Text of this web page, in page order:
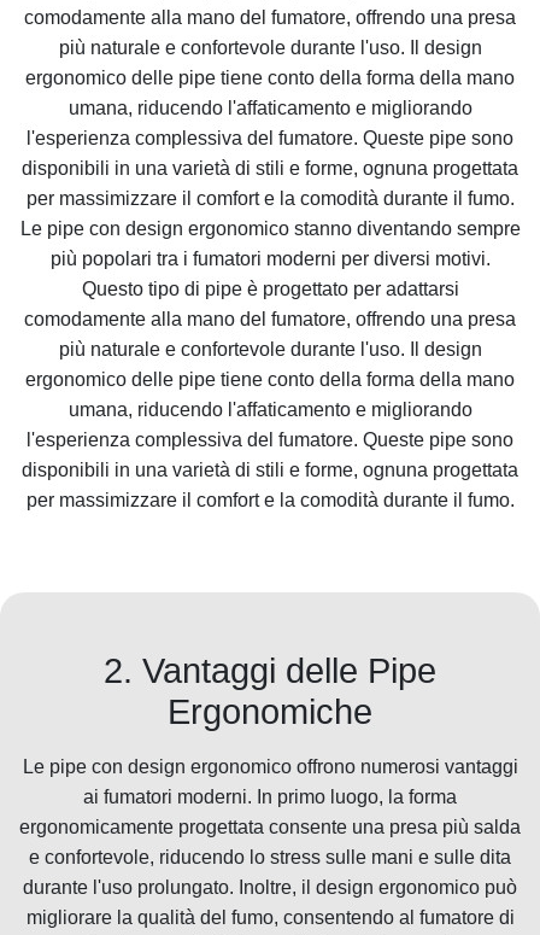
comodamente alla mano del fumatore, offrendo una presa
più naturale e confortevole durante l'uso. Il design
ergonomico delle pipe tiene conto della forma della mano
umana, riducendo l'affaticamento e migliorando
l'esperienza complessiva del fumatore. Queste pipe sono
disponibili in una varietà di stili e forme, ognuna progettata
per massimizzare il comfort e la comodità durante il fumo.
Le pipe con design ergonomico stanno diventando sempre
più popolari tra i fumatori moderni per diversi motivi.
Questo tipo di pipe è progettato per adattarsi
comodamente alla mano del fumatore, offrendo una presa
più naturale e confortevole durante l'uso. Il design
ergonomico delle pipe tiene conto della forma della mano
umana, riducendo l'affaticamento e migliorando
l'esperienza complessiva del fumatore. Queste pipe sono
disponibili in una varietà di stili e forme, ognuna progettata
per massimizzare il comfort e la comodità durante il fumo.
2. Vantaggi delle Pipe
Ergonomiche
Le pipe con design ergonomico offrono numerosi vantaggi
ai fumatori moderni. In primo luogo, la forma
ergonomicamente progettata consente una presa più salda
e confortevole, riducendo lo stress sulle mani e sulle dita
durante l'uso prolungato. Inoltre, il design ergonomico può
migliorare la qualità del fumo, consentendo al fumatore di